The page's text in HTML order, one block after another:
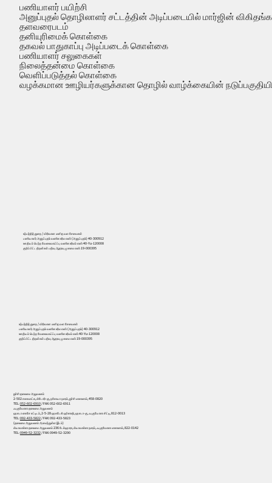
பணியாளர் பயிற்சி
அனுப்புதல் தொழிலாளர் சட்டத்தின் அடிப்படையில் மார்ஜின்
தளவரைபடம்
தனியுரிமைக் கொள்கை
தகவல் பாதுகாப்பு அடிப்படைக் கொள்கை
பணியாளர் சலுகைகள்
நிலைத்தன்மை கொள்கை
வெளிப்படுத்தல் கொள்கை
வழக்கமான ஊழியர்களுக்கான தொழில் வாழ்க்கையின்
உற்பத்தித் துறை / விரிவான மனித வள சேவைகள்
பணியாளர் அனுப்புதல் வணிக உரிம எண் (அனுப்புதல்) 40-300912
ஊதியம் பெற்ற வேலைவாய்ப்பு வணிக உரிமம் எண் 40-Yu-120008
குறிப்பிட்ட திறன்கள் பதிவு ஆதரவு முகமை எண் 19-000395
உற்பத்தித் துறை / விரிவான மனித வள சேவைகள்
பணியாளர் அனுப்புதல் வணிக உரிம எண் (அனுப்புதல்) 40-300912
ஊதியம் பெற்ற வேலைவாய்ப்பு வணிக உரிமம் எண் 40-Yu-120008
குறிப்பிட்ட திறன்கள் பதிவு ஆதரவு முகமை எண் 19-000395
ஐச்சி தலைமை அலுவலகம்
2-502 சகைமாட்சு, மிடோரி-கு, நகோயா நகரம், ஐச்சி மாகாணம், 458-0820
TEL:052-602-6910/ FAX: 052-602-6911
ஃபுகுவோகா தலைமை அலுவலகம்
ஹகடா கைசே கட்டிடம், 2-5-28 ஹகடேகி ஹிகாஷி, ஹகடா-கு, ஃபுகுயோகா சிட்டி, 812-0013
TEL:092-433-5822/ FAX: 092-433-5823
(தலைமை அலுவலகம் அமைந்துள்ள இடம்)
மியாவாக்கா தலைமை அலுவலகம் 236 டேக்ஹாரா, மியாவாக்கா நகரம், ஃபுகுவோகா மாகாணம், 822-0142
TEL:0949-52-3232/ FAX: 0949-52-3290